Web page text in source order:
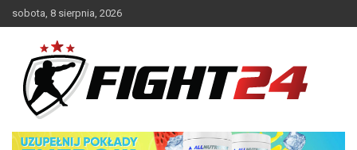
to
sobota, 8 sierpnia, 2026
FIGHT24.PL – MMA i K-1, UFC